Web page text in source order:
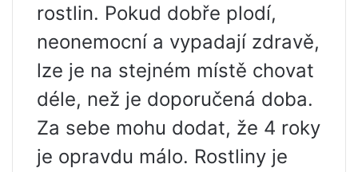
rostlin. Pokud dobře plodí,
neonemocní a vypadají zdravě,
lze je na stejném místě chovat
déle, než je doporučená doba.
Za sebe mohu dodat, že 4 roky
je opravdu málo. Rostliny je